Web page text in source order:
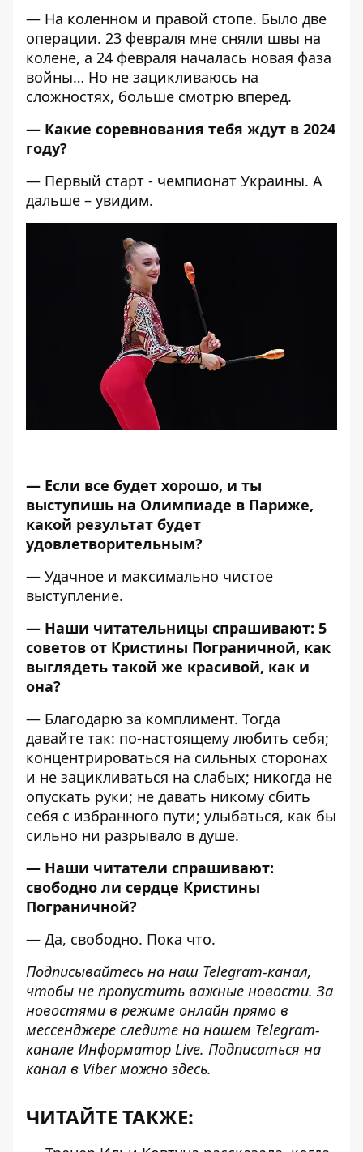
— На коленном и правой стопе. Было две
операции. 23 февраля мне сняли швы на
колене, а 24 февраля началась новая фаза
войны… Но не зацикливаюсь на
сложностях, больше смотрю вперед.
— Какие соревнования тебя ждут в 2024
году?
— Первый старт - чемпионат Украины. А
дальше – увидим.
— Если все будет хорошо, и ты
выступишь на Олимпиаде в Париже,
какой результат будет
удовлетворительным?
— Удачное и максимально чистое
выступление.
— Наши читательницы спрашивают: 5
советов от Кристины Пограничной, как
выглядеть такой же красивой, как и
она?
— Благодарю за комплимент. Тогда
давайте так: по-настоящему любить себя;
концентрироваться на сильных сторонах
и не зацикливаться на слабых; никогда не
опускать руки; не давать никому сбить
себя с избранного пути; улыбаться, как бы
сильно ни разрывало в душе.
— Наши читатели спрашивают:
свободно ли сердце Кристины
Пограничной?
— Да, свободно. Пока что.
Подписывайтесь на наш Telegram-канал,
чтобы не пропустить важные новости. За
новостями в режиме онлайн прямо в
мессенджере следите на нашем Telegram-
канале Информатор Live. Подписаться на
канал в Viber можно здесь.
ЧИТАЙТЕ ТАКЖЕ: